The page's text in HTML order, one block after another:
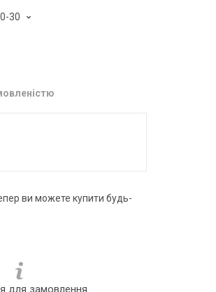
30
ви можете купити будь-
для замовлення